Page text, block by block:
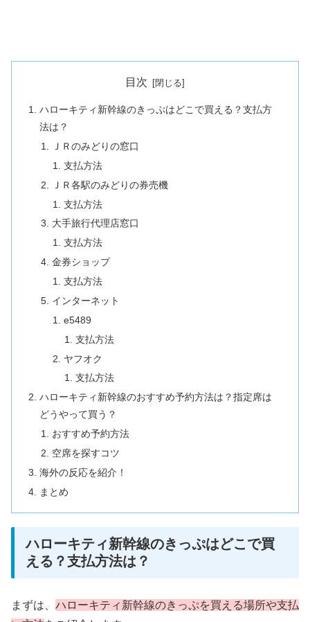
目次
ハローキティ新幹線のきっぷはどこで買える？支払方
法は？
ＪＲのみどりの窓口
支払方法
ＪＲ各駅のみどりの券売機
支払方法
大手旅行代理店窓口
支払方法
金券ショップ
支払方法
インターネット
e5489
支払方法
ヤフオク
支払方法
ハローキティ新幹線のおすすめ予約方法は？指定席は
どうやって買う？
おすすめ予約方法
空席を探すコツ
海外の反応を紹介！
まとめ
ハローキティ新幹線のきっぷはどこで買
える？支払方法は？
まずは、 ハローキティ新幹線のきっぷを買える場所や支払